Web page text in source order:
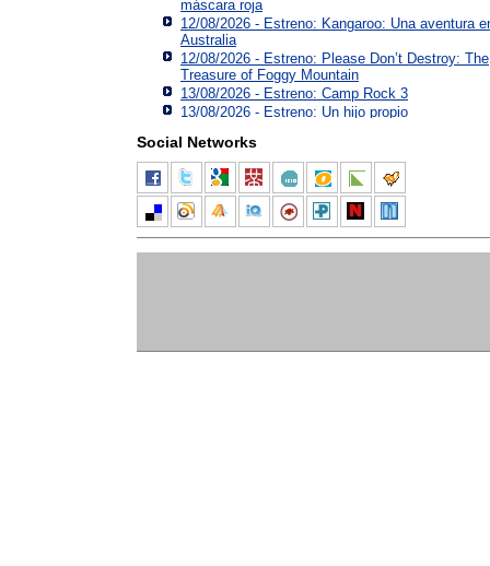
máscara roja
12/08/2026 - Estreno: Kangaroo: Una aventura
Australia
12/08/2026 - Estreno: Please Don’t Destroy: The
Treasure of Foggy Mountain
13/08/2026 - Estreno: Camp Rock 3
13/08/2026 - Estreno: Un hijo propio
Social Networks